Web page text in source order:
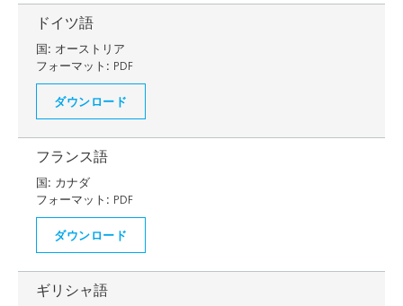
ドイツ語
国: オーストリア
フォーマット: PDF
ダウンロード
フランス語
国: カナダ
フォーマット: PDF
ダウンロード
ギリシャ語